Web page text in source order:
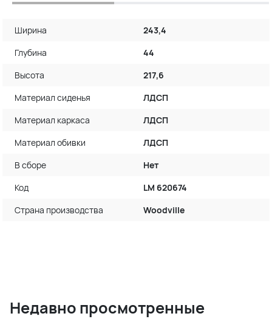
Ширина
243,4
Глубина
44
Высота
217,6
Материал сиденья
ЛДСП
Материал каркаса
ЛДСП
Материал обивки
ЛДСП
В сборе
Нет
Код
LM 620674
Страна производства
Woodville
Недавно просмотренные